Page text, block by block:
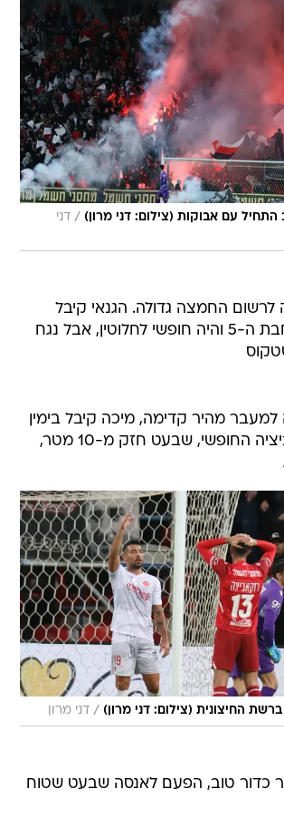
עם אבוקות (צילום: דני מרון) / דני
לרשום החמצה גדולה. הגנאי קיבל
הגבהה לתוך רחבת ה-5 והיה חופשי לחלוטין, אבל נגח
מהיר קדימה, מיכה קיבל בימין
והשאיר לרוקאביציה החופשי, שבעט חזק מ-10 מטר,
החיצונית (צילום: דני מרון) / דני מרון
כדור טוב, הפעם לאנסה שבעט שטוח